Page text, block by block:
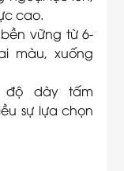
cao.
vững từ 6-
màu, xuống
dày tấm
sự lựa chọn